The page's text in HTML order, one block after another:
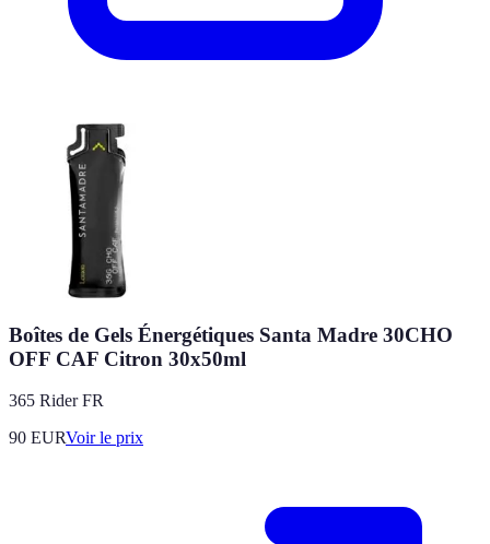
Boîtes de Gels Énergétiques Santa Madre 30CHO
OFF CAF Citron 30x50ml
365 Rider FR
90 EURVoir le prix